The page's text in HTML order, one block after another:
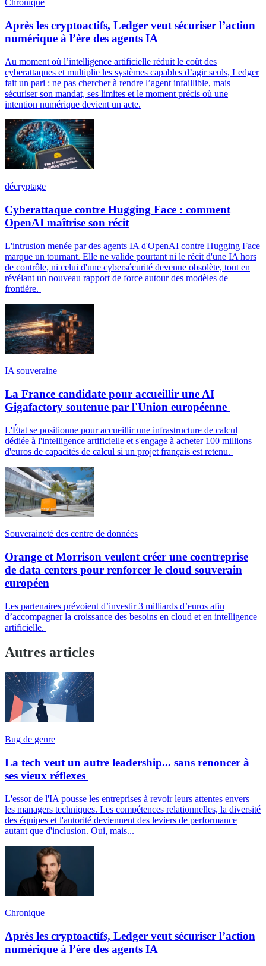
Chronique
Après les cryptoactifs, Ledger veut sécuriser l’action
numérique à l’ère des agents IA
Au moment où l’intelligence artificielle réduit le coût des
cyberattaques et multiplie les systèmes capables d’agir seuls, Ledger
fait un pari : ne pas chercher à rendre l’agent infaillible, mais
sécuriser son mandat, ses limites et le moment précis où une
intention numérique devient un acte.
décryptage
Cyberattaque contre Hugging Face : comment
OpenAI maîtrise son récit
L'intrusion menée par des agents IA d'OpenAI contre Hugging Face
marque un tournant. Elle ne valide pourtant ni le récit d'une IA hors
de contrôle, ni celui d'une cybersécurité devenue obsolète, tout en
révélant un nouveau rapport de force autour des modèles de
frontière.
IA souveraine
La France candidate pour accueillir une AI
Gigafactory soutenue par l'Union européenne
L'État se positionne pour accueillir une infrastructure de calcul
dédiée à l'intelligence artificielle et s'engage à acheter 100 millions
d'euros de capacités de calcul si un projet français est retenu.
Souveraineté des centre de données
Orange et Morrison veulent créer une coentreprise
de data centers pour renforcer le cloud souverain
européen
Les partenaires prévoient d’investir 3 milliards d’euros afin
d’accompagner la croissance des besoins en cloud et en intelligence
artificielle.
Autres articles
Bug de genre
La tech veut un autre leadership... sans renoncer à
ses vieux réflexes
L'essor de l'IA pousse les entreprises à revoir leurs attentes envers
les managers techniques. Les compétences relationnelles, la diversité
des équipes et l'autorité deviennent des leviers de performance
autant que d'inclusion. Oui, mais...
Chronique
Après les cryptoactifs, Ledger veut sécuriser l’action
numérique à l’ère des agents IA